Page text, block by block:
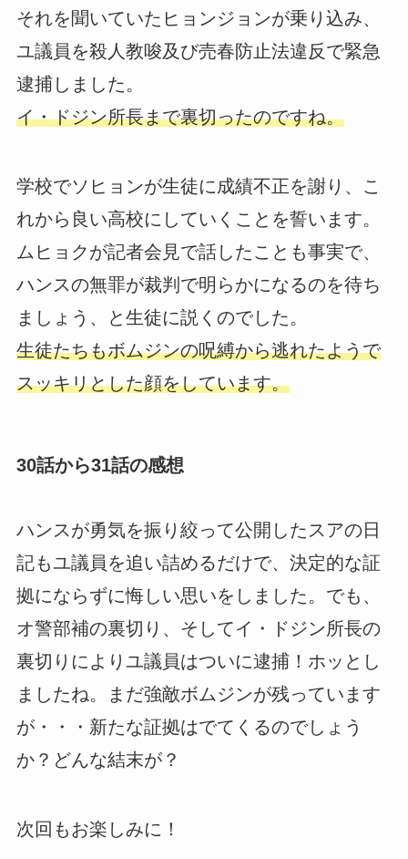
それを聞いていたヒョンジョンが乗り込み、
ユ議員を殺人教唆及び売春防止法違反で緊急
逮捕しました。
イ・ドジン所長まで裏切ったのですね。
学校でソヒョンが生徒に成績不正を謝り、こ
れから良い高校にしていくことを誓います。
ムヒョクが記者会見で話したことも事実で、
ハンスの無罪が裁判で明らかになるのを待ち
ましょう、と生徒に説くのでした。
生徒たちもボムジンの呪縛から逃れたようで
スッキリとした顔をしています。
30話から31話の感想
ハンスが勇気を振り絞って公開したスアの日
記もユ議員を追い詰めるだけで、決定的な証
拠にならずに悔しい思いをしました。でも、
オ警部補の裏切り、そしてイ・ドジン所長の
裏切りによりユ議員はついに逮捕！ホッとし
ましたね。まだ強敵ボムジンが残っています
が・・・新たな証拠はでてくるのでしょう
か？どんな結末が？
次回もお楽しみに！